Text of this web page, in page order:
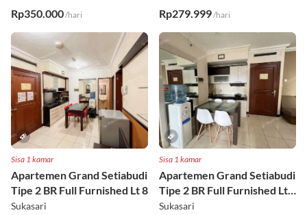
Rp350.000/hari Rp279.999/hari
Sisa 1 kamar
Apartemen Grand Setiabudi
Tipe 2 BR Full Furnished Lt 8
Sukasari
Sisa 1 kamar
Apartemen Grand Setiabudi
Tipe 2 BR Full Furnished Lt
19
Sukasari